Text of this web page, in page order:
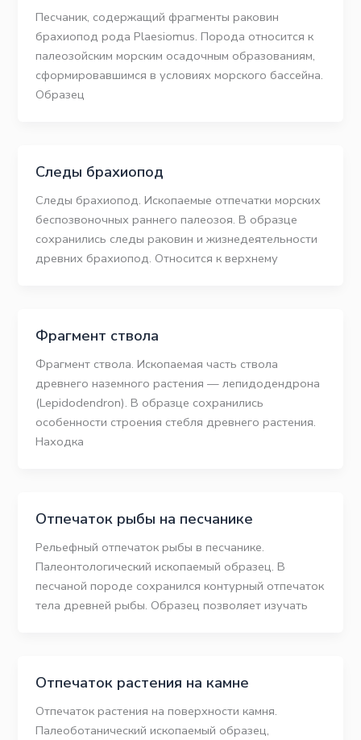
Песчаник, содержащий фрагменты раковин
брахиопод рода Plaesiomus. Порода относится к
палеозойским морским осадочным образованиям,
сформировавшимся в условиях морского бассейна.
Образец
Следы брахиопод
Следы брахиопод. Ископаемые отпечатки морских
беспозвоночных раннего палеозоя. В образце
сохранились следы раковин и жизнедеятельности
древних брахиопод. Относится к верхнему
Фрагмент ствола
Фрагмент ствола. Ископаемая часть ствола
древнего наземного растения — лепидодендрона
(Lepidodendron). В образце сохранились
особенности строения стебля древнего растения.
Находка
Отпечаток рыбы на песчанике
Рельефный отпечаток рыбы в песчанике.
Палеонтологический ископаемый образец. В
песчаной породе сохранился контурный отпечаток
тела древней рыбы. Образец позволяет изучать
Отпечаток растения на камне
Отпечаток растения на поверхности камня.
Палеоботанический ископаемый образец,